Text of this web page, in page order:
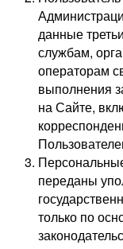
данные
службам,
операторам
выполнения
на Сайте,
переданы
только по